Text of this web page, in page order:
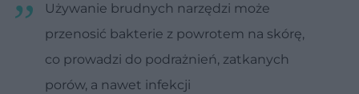
Używanie brudnych narzędzi może
przenosić bakterie z powrotem na skórę,
co prowadzi do podrażnień, zatkanych
porów, a nawet infekcji